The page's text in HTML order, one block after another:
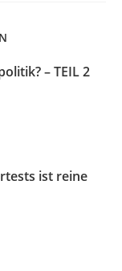
– TEIL 2
ist reine